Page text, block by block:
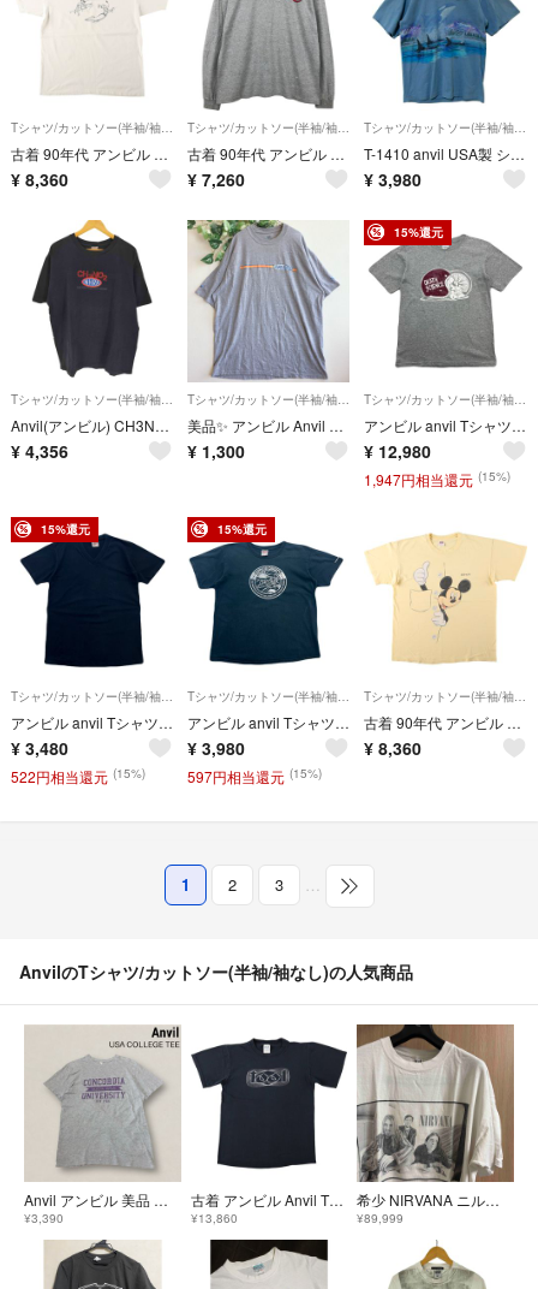
古着 90年代 アンビル Anvil アートTシャツ USA製 メンズL相当 ヴィンテージ/eaa661911
¥ 8,360
古着 90年代 アンビル Anvil ロングTシャツ ロンT USA製 メンズXL相当 ヴィンテージ/eaa663582
¥ 7,260
T-1410 anvil USA製 シングルステッチ シャチ Tシャツ M 水色
¥ 3,980
Anvil(アンビル) CH3NO2 NHRA プリント 半袖 Tシャツ メンズ
¥ 4,356
美品✨ アンビル Anvil カットソー オーバーサイズ ゆったり プリント
¥ 1,300
15%還元
アンビル anvil Tシャツ メンズ S グレー 霜降り ポリコットン 防縮加工 クルーネック DEATH SCIENCE スカル バイカー チョッパー ヴィンテージ
¥ 12,980
1,947円相当還元 (15%)
15%還元
Tシャツ/カットソー(半袖/袖なし)
アンビル anvil Tシャツ 半袖 メンズ L ネイビー USA製 コットン100％ Vネック 無地 シングルステッチ 90s ヴィンテージ シンプル
¥ 3,480
522円相当還元 (15%)
15%還元
Tシャツ/カットソー(半袖/袖なし)
アンビル anvil Tシャツ 半袖 メンズ M ブラック 黒 コットン100％ 防縮加工 クルーネック SPACE ODITTY 宇宙 ビンテージ Y2K
¥ 3,980
597円相当還元 (15%)
Tシャツ/カットソー(半袖/袖なし)
古着 90年代 アンビル Anvil MICKEY MOUSE ミッキーマウス キャラクタープリントTシャツ USA製 メンズXL相当 ヴィンテージ/eaa661258
¥ 8,360
1 2 3 …
AnvilのTシャツ/カットソー(半袖/袖なし)の人気商品
Anvil アンビル 美品 カレッジTシャツ S~M 半袖 カットソー 2枚タグ 杢グレー VINTAGE ビンテージ USA古着
¥3,390
古着 アンビル Anvil TOOLトゥール バンドTシャツ バンT メンズS相当/eaa658450
¥13,860
希少 NIRVANA ニルヴァーナ Tシャツ XL 1993 コピーライト
¥89,999